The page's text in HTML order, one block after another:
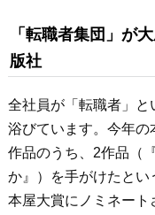
「転職者集団」が
版社
全社員が「転職者」
浴びています。今年
作品のうち、2作品（
か』）を手がけたとい
本屋大賞にノミネート